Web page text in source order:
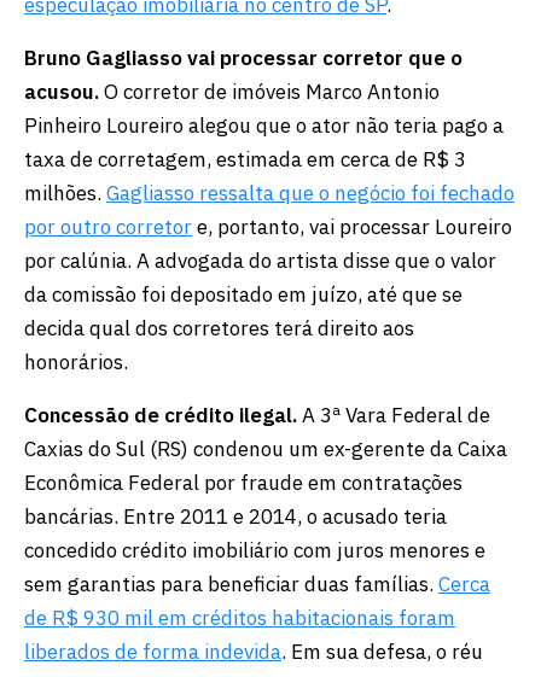
Bruno Gagliasso vai processar corretor que o
acusou.O corretor de imóveis Marco Antonio
Pinheiro Loureiro alegou que o ator não teria pago a
taxa de corretagem, estimada em cerca de R$ 3
milhões. Gagliasso ressalta que o negócio foi fechado
por outro corretore, portanto, vai processar Loureiro
por calúnia. A advogada do artista disse que o valor
da comissão foi depositado em juízo, até que se
decida qual dos corretores terá direito aos
honorários.
Concessão de crédito ilegal.A 3ª Vara Federal de
Caxias do Sul (RS) condenou um ex-gerente da Caixa
Econômica Federal por fraude em contratações
bancárias. Entre 2011 e 2014, o acusado teria
concedido crédito imobiliário com juros menores e
sem garantias para beneficiar duas famílias. Cerca
de R$ 930 mil em créditos habitacionais foram
liberados de forma indevida. Em sua defesa, o réu